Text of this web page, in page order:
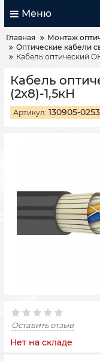
Меню
Главная
Монтаж
Оптические кабели
Кабель оптический
Кабель
(2х8)-1,5кН
Артикул: 130905-
Оставить отзыв
Нет на складе